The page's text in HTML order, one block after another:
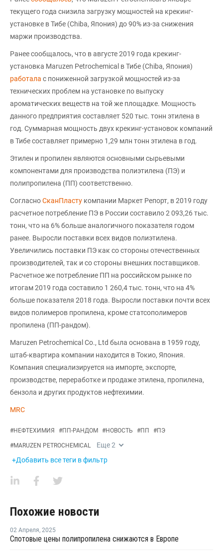
текущего года снизила загрузку мощностей на крекинг-
установке в Тибе (Chiba, Япония) до 90% из-за снижения
маржи производства.
Ранее сообщалось, что в августе 2019 года крекинг-
установка Maruzen Petrochemical в Тибе (Chiba, Япония)
работала с пониженной загрузкой мощностей из-за
технических проблем на установке по выпуску
ароматических веществ на той же площадке. Мощность
данного предприятия составляет 520 тыс. тонн этилена в
год. Суммарная мощность двух крекинг-установок компаний
в Тибе составляет примерно 1,29 млн тонн этилена в год.
Этилен и пропилен являются основными сырьевыми
компонентами для производства полиэтилена (ПЭ) и
полипропилена (ПП) соответственно.
СогласноСканПласту компании Маркет Репорт, в 2019 году
расчетное потребление ПЭ в России составило 2 093,26 тыс.
тонн, что на 6% больше аналогичного показателя годом
ранее. Выросли поставки всех видов полиэтилена.
Увеличились поставки ПЭ как со стороны отечественных
производителей, так и со стороны внешних поставщиков.
Расчетное же потребление ПП на российском рынке по
итогам 2019 года составило 1 260,4 тыс. тонн, что на 4%
больше показателя 2018 года. Выросли поставки почти всех
видов полимеров пропилена, кроме статсополимеров
пропилена (ПП-рандом).
Maruzen Petrochemical Co., Ltd была основана в 1959 году,
штаб-квартира компании находится в Токио, Япония.
Компания специализируется на импорте, экспорте,
производстве, переработке и продаже этилена, пропилена,
бензола и других продуктов нефтехимии.
MRC
#НЕФТЕХИМИЯ #ПП-РАНДОМ #НОВОСТЬ #ПП #ПЭ
#MARUZEN PETROCHEMICAL Еще2
+Добавить все теги в фильтр
Похожие новости
02 Апреля, 2025
Спотовые цены полипропилена снижаются в Европе